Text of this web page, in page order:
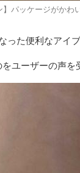
パッケージがかわ
た便利なアイ
ユーザーの声を